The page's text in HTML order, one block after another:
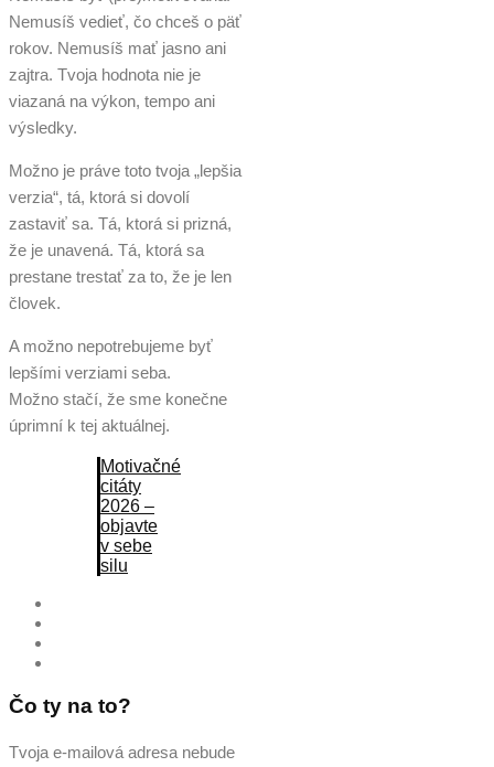
Nemusíš vedieť, čo chceš o päť
rokov. Nemusíš mať jasno ani
zajtra. Tvoja hodnota nie je
viazaná na výkon, tempo ani
výsledky.
Možno je práve toto tvoja „lepšia
verzia“, tá, ktorá si dovolí
zastaviť sa. Tá, ktorá si prizná,
že je unavená. Tá, ktorá sa
prestane trestať za to, že je len
človek.
A možno nepotrebujeme byť
lepšími verziami seba.
Možno stačí, že sme konečne
úprimní k tej aktuálnej.
Motivačné
citáty
2026 –
objavte
v sebe
silu
Čo ty na to?
Tvoja e-mailová adresa nebude